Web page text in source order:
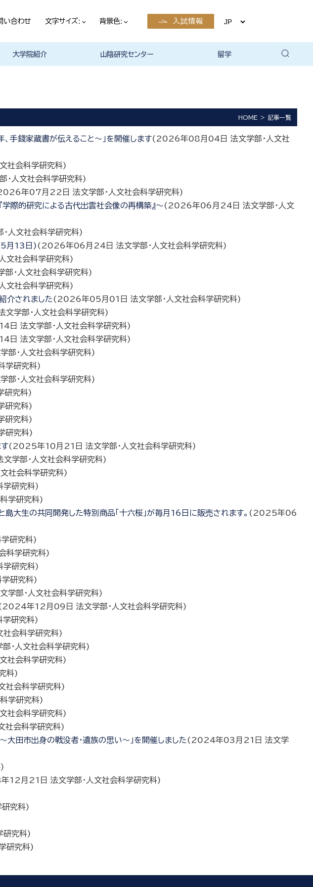
い合わせ 文字サイズ: 背景色: 入試情報
大学院紹介 山陰研究センター 留学
HOME 記事一覧
手錢家蔵書が伝えること～」を開催します( 2026年08月04日 法文学部・人文社
社会科学研究科)
・人文社会科学研究科)
年07月22日 法文学部・人文社会科学研究科)
学際的研究による古代出雲社会像の再構築』～( 2026年06月24日 法文学部・人文
・人文社会科学研究科)
(5月13日) ( 2026年06月24日 法文学部・人文社会科学研究科)
文社会科学研究科)
部・人文社会科学研究科)
文社会科学研究科)
介されました ( 2026年05月01日 法文学部・人文社会科学研究科)
文学部・人文社会科学研究科)
日 法文学部・人文社会科学研究科)
日 法文学部・人文社会科学研究科)
部・人文社会科学研究科)
学研究科)
部・人文社会科学研究科)
研究科)
研究科)
研究科)
研究科)
( 2025年10月21日 法文学部・人文社会科学研究科)
文学部・人文社会科学研究科)
文社会科学研究科)
学研究科)
学研究科)
大生の共同開発した特別商品「十六桜」が毎月16日に販売されます。 ( 2025年06
学研究科)
科学研究科)
学研究科)
学研究科)
学部・人文社会科学研究科)
2024年12月09日 法文学部・人文社会科学研究科)
学研究科)
社会科学研究科)
部・人文社会科学研究科)
社会科学研究科)
科)
社会科学研究科)
学研究科)
社会科学研究科)
社会科学研究科)
大田市出身の戦没者・遺族の思い～」を開催しました ( 2024年03月21日 法文学
)
12月21日 法文学部・人文社会科学研究科)
研究科)
研究科)
研究科)